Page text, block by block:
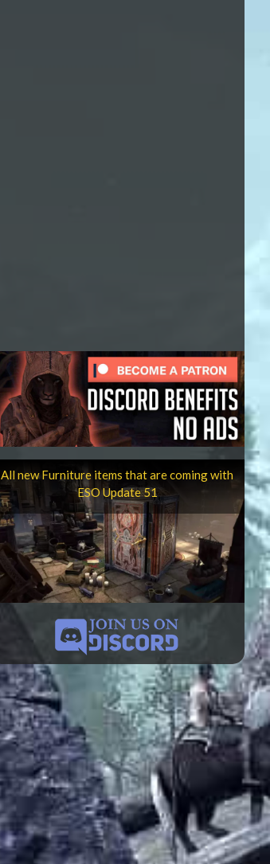
All new Furniture items that are coming with
ESO Update 51